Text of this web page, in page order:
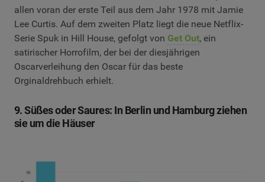
allen voran der erste Teil aus dem Jahr 1978 mit Jamie
Lee Curtis. Auf dem zweiten Platz liegt die neue Netflix-
Serie Spuk in Hill House, gefolgt von Get Out, ein
satirischer Horrofilm, der bei der diesjährigen
Oscarverleihung den Oscar für das beste
Orginaldrehbuch erhielt.
9. Süßes oder Saures: In Berlin und Hamburg ziehen
sie um die Häuser